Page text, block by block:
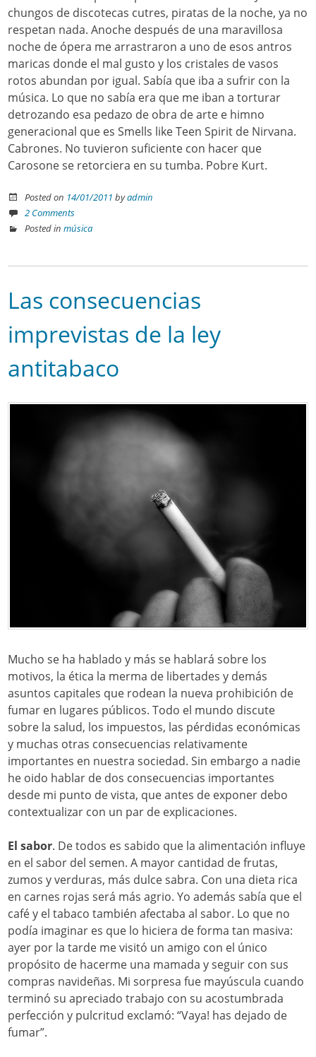
chungos de discotecas cutres, piratas de la noche, ya no
respetan nada. Anoche después de una maravillosa
noche de ópera me arrastraron a uno de esos antros
maricas donde el mal gusto y los cristales de vasos
rotos abundan por igual. Sabía que iba a sufrir con la
música. Lo que no sabía era que me iban a torturar
detrozando esa pedazo de obra de arte e himno
generacional que es Smells like Teen Spirit de Nirvana.
Cabrones. No tuvieron suficiente con hacer que
Carosone se retorciera en su tumba. Pobre Kurt.
Posted on 14/01/2011 byadmin
2 Comments
Posted inmúsica
Las consecuencias
imprevistas de la ley
antitabaco
Mucho se ha hablado y más se hablará sobre los
motivos, la ética la merma de libertades y demás
asuntos capitales que rodean la nueva prohibición de
fumar en lugares públicos. Todo el mundo discute
sobre la salud, los impuestos, las pérdidas económicas
y muchas otras consecuencias relativamente
importantes en nuestra sociedad. Sin embargo a nadie
he oido hablar de dos consecuencias importantes
desde mi punto de vista, que antes de exponer debo
contextualizar con un par de explicaciones.
El sabor. De todos es sabido que la alimentación influye
en el sabor del semen. A mayor cantidad de frutas,
zumos y verduras, más dulce sabra. Con una dieta rica
en carnes rojas será más agrio. Yo además sabía que el
café y el tabaco también afectaba al sabor. Lo que no
podía imaginar es que lo hiciera de forma tan masiva:
ayer por la tarde me visitó un amigo con el único
propósito de hacerme una mamada y seguir con sus
compras navideñas. Mi sorpresa fue mayúscula cuando
terminó su apreciado trabajo con su acostumbrada
perfección y pulcritud exclamó: “Vaya! has dejado de
fumar”.